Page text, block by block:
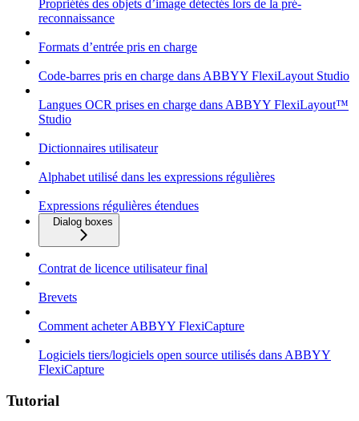
Propriétés des objets d’image détectés lors de la pré-
reconnaissance
Formats d’entrée pris en charge
Code-barres pris en charge dans ABBYY FlexiLayout Studio
Langues OCR prises en charge dans ABBYY FlexiLayout™
Studio
Dictionnaires utilisateur
Alphabet utilisé dans les expressions régulières
Expressions régulières étendues
Dialog boxes
Contrat de licence utilisateur final
Brevets
Comment acheter ABBYY FlexiCapture
Logiciels tiers/logiciels open source utilisés dans ABBYY
FlexiCapture
Tutorial